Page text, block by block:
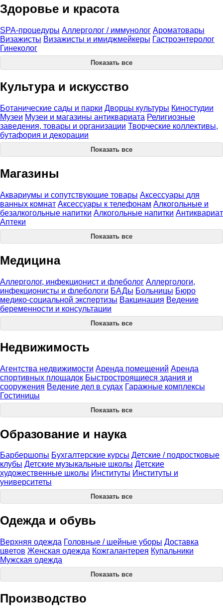
Здоровье и красота
SPA-процедуры Аллерголог / иммунолог Ароматовары
Визажисты Визажисты и имиджмейкеры Гастроэнтеролог
Гинеколог
Показать все
Культура и искусство
Ботанические сады и парки Дворцы культуры Киностудии
Музеи Музеи и магазины антиквариата Религиозные
заведения, товары и организации Творческие коллективы,
бутафория и декорации
Показать все
Магазины
Аквариумы и сопутствующие товары Аксессуары для
ванных комнат Аксессуары к телефонам Алкогольные и
безалкогольные напитки Алкогольные напитки Антиквариат
Аптеки
Показать все
Медицина
Аллерголог, инфекционист и флеболог Аллергологи,
инфекционисты и флебологи БАДы Больницы Бюро
медико-социальной экспертизы Вакцинация Ведение
беременности и консультации
Показать все
Недвижимость
Агентства недвижимости Аренда помещений Аренда
спортивных площадок Быстростроящиеся здания и
сооружения Ведение дел в судах Гаражные комплексы
Гостиницы
Показать все
Образование и наука
Барбершопы Бухгалтерские курсы Детские / подростковые
клубы Детские музыкальные школы Детские
художественные школы Институты Институты и
университеты
Показать все
Одежда и обувь
Верхняя одежда Головные / шейные уборы Доставка
цветов Женская одежда Кожгалантерея Купальники
Мужская одежда
Показать все
Производство